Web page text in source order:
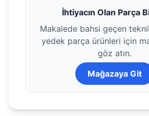
İhtiyacın Olan Parça
Makalede bahsi geçen
yedek parça ürünleri için
göz atın.
Mağazaya Git